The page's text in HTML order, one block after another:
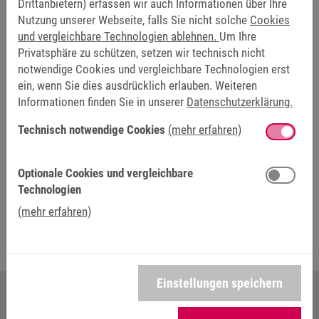
physikalisch bedingtem neuen sicheren Resolver SAFETY
bereitgestellt werden.
Die Einführung dieser Ausführung innerhalb der etablierten
Produktreihe ermöglicht es der KEB-Gruppe, die
Produktpalette mit Antrieben und Bremsen zu erweitern und
Sicherheitskette zu integrieren. Die Einführung der
einige Änderungen für die Produktion bei Brusatori. Künftig
müssen bei der Montage zusätzliche Verfahren
berücksichtigt und bei der Prüfung eine doppelte Kontrolle
Drittanbietern) erfassen wir auch Informationen über Ihre
Nutzung unserer Webseite, falls Sie nicht solche Cookies
und vergleichbare Technologien ablehnen. Um Ihre
Privatsphäre zu schützen, setzen wir technisch nicht
notwendige Cookies und vergleichbare Technologien erst
ein, wenn Sie dies ausdrücklich erlauben. Weiteren
Informationen finden Sie in unserer Datenschutzerklärung.
Technisch notwendige Cookies (mehr erfahren)
Optionale Cookies und vergleichbare
Technologien
(mehr erfahren)
Einstellungen speichern